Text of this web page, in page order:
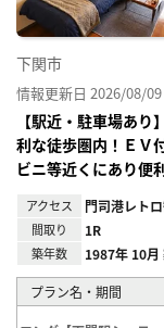
下関市
情報更新日 2026/08/
【駅近・駐車場あ
利な徒歩圏内！ＥＶ
ビニ等近くにあり
アクセス 門司港レト
間取り 1R
築年数 1987年 10月
プラン名・期間